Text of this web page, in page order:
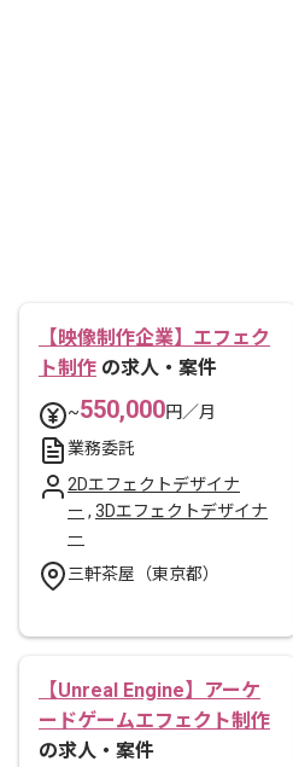
【映像制作企業】エフェク
ト制作 の求人・案件
~550,000円／月
業務委託
2Dエフェクトデザイナ
ー , 3Dエフェクトデザイナ
ー
三軒茶屋（東京都）
【Unreal Engine】アーケ
ードゲームエフェクト制作
の求人・案件